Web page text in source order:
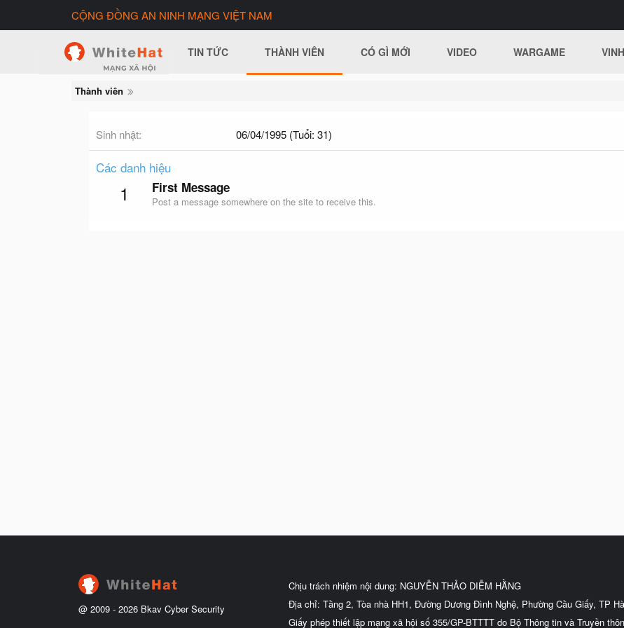
CỘNG ĐỒNG AN NINH MẠNG VIỆT NAM
TIN TỨC THÀNH VIÊN CÓ GÌ MỚI VIDEO WARGAME
Thành viên
Sinh nhật 06/04/1995 (Tuổi: 31)
Các danh hiệu
1 First Message
Post a message somewhere on the site to receive this.
@ 2009 - 2026 Bkav Cyber Security
Chịu trách nhiệm nội dung: NGUYỄN THẢO DIỄM HẰNG
Địa chỉ: Tầng 2, Tòa nhà HH1, Đường Dương Đình Nghệ, Phường Cầu Giấy, TP
Giấy phép thiết lập mạng xã hội số 355/GP-BTTTT do Bộ Thông tin và Truyền